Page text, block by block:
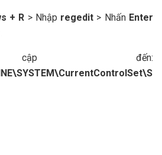
+ R > Nhập regedit > NhấnEnter
đến: